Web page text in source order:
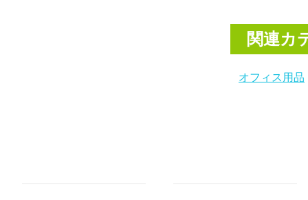
関連カ
オフィス用品